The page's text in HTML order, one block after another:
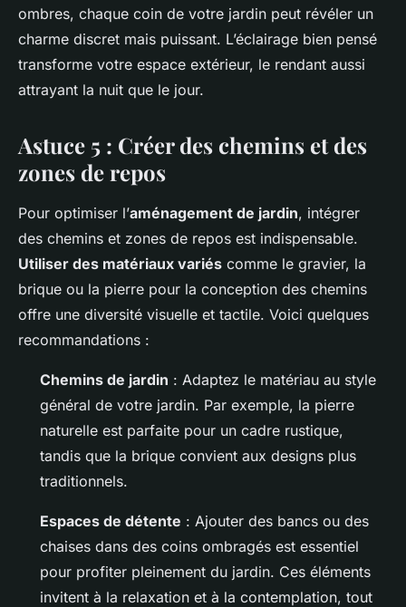
ombres, chaque coin de votre jardin peut révéler un
charme discret mais puissant. L’éclairage bien pensé
transforme votre espace extérieur, le rendant aussi
attrayant la nuit que le jour.
Astuce 5 : Créer des chemins et des
zones de repos
Pour optimiser l’aménagement de jardin, intégrer
des chemins et zones de repos est indispensable.
Utiliser des matériaux variés comme le gravier, la
brique ou la pierre pour la conception des chemins
offre une diversité visuelle et tactile. Voici quelques
recommandations :
Chemins de jardin : Adaptez le matériau au style
général de votre jardin. Par exemple, la pierre
naturelle est parfaite pour un cadre rustique,
tandis que la brique convient aux designs plus
traditionnels.
Espaces de détente : Ajouter des bancs ou des
chaises dans des coins ombragés est essentiel
pour profiter pleinement du jardin. Ces éléments
invitent à la relaxation et à la contemplation, tout